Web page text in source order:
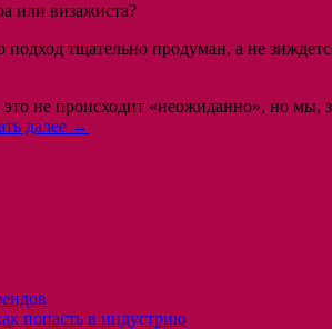
или визажиста?
тщательно продуман, а не
не происходит «неожиданно», но
далее →
попасть в индустрию